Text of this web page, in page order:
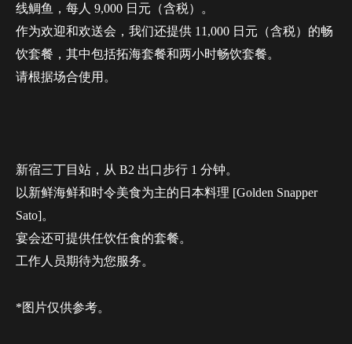
线鲷鱼，每人 9,000 日元（含税）。
作为欢迎和欢送会，我们还提供 11,000 日元（含税）的畅
饮套餐，其中包括拓海套餐和两小时畅饮套餐。
请根据场合使用。
新宿三丁目站，从 B2 出口步行 1 分钟。
以新鲜海鲜和时令美食为主的日本料理 [Golden Snapper
Sato]。
宴会还可提供任饮任食的套餐。
工作人员期待为您服务。
*图片仅供参考。